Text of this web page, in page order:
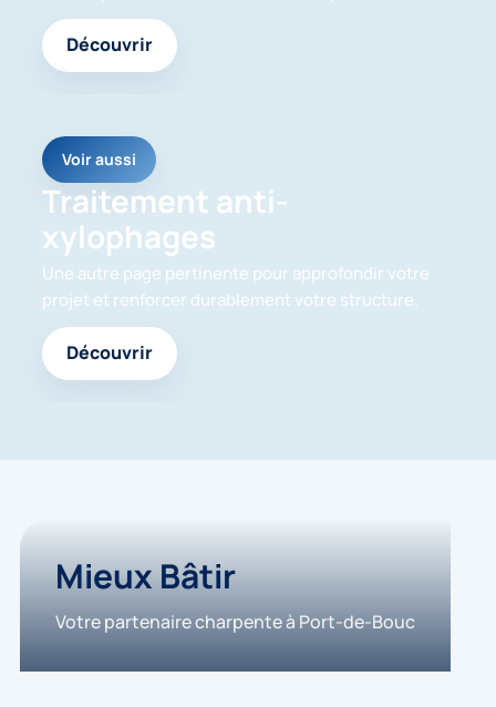
Découvrir
Voir aussi
Traitement anti-
xylophages
Une autre page pertinente pour approfondir votre
projet et renforcer durablement votre structure.
Découvrir
Mieux Bâtir
Votre partenaire charpente à Port-de-Bouc